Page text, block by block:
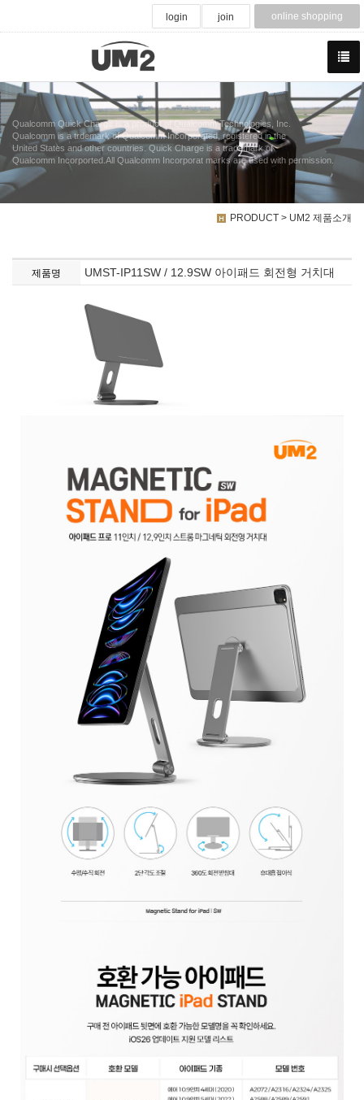
login join online shopping
Qualcomm Quick Charge is a product of Qualcomm Technologies, Inc.
Qualcomm is a trdemark of Qualcomm Incorporated, registered in the
United States and other countries. Quick Charge is a trademark of
Qualcomm Incorported.All Qualcomm Incorporat marks are used with permission.
PRODUCT > UM2 제품소개
제품명 UMST-IP11SW / 12.9SW 아이패드 회전형 거치대